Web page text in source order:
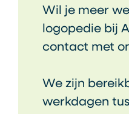
Wil je meer
logopedie bij
contact met
We zijn
werkdagen